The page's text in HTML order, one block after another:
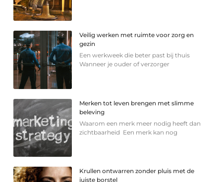
Veilig werken met ruimte voor zorg en
gezin
Een werkweek die beter past bij thuis
Wanneer je ouder of verzorger
Merken tot leven brengen met slimme
beleving
Waarom een merk meer nodig heeft dan
zichtbaarheid Een merk kan nog
Krullen ontwarren zonder pluis met de
juiste borstel